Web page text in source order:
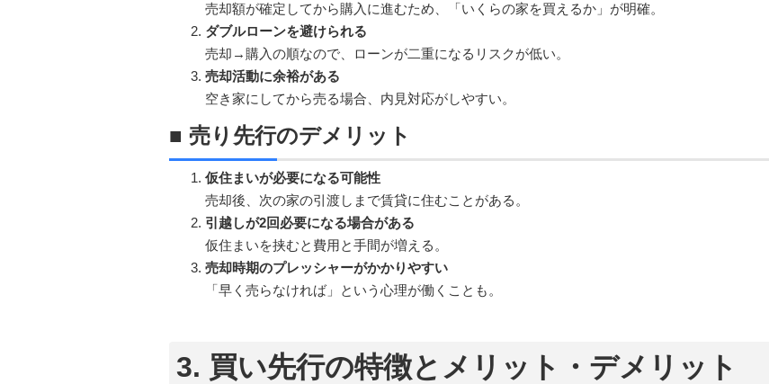
売却額が確定してから購入に進むため、「いくらの家を買えるか」が明確。
ダブルローンを避けられる
売却→購入の順なので、ローンが二重になるリスクが低い。
売却活動に余裕がある
空き家にしてから売る場合、内見対応がしやすい。
■ 売り先行のデメリット
仮住まいが必要になる可能性
売却後、次の家の引渡しまで賃貸に住むことがある。
引越しが2回必要になる場合がある
仮住まいを挟むと費用と手間が増える。
売却時期のプレッシャーがかかりやすい
「早く売らなければ」という心理が働くことも。
3. 買い先行の特徴とメリット・デメリット